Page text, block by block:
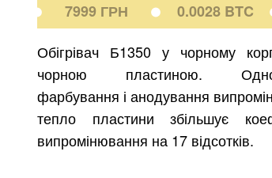
7999 ГРН
0.0028 BTC
Обігрівач Б1350 у чорному
чорною пластиною.
фарбування і анодування
тепло пластини збільшує
випромінювання на 17 відсотків.